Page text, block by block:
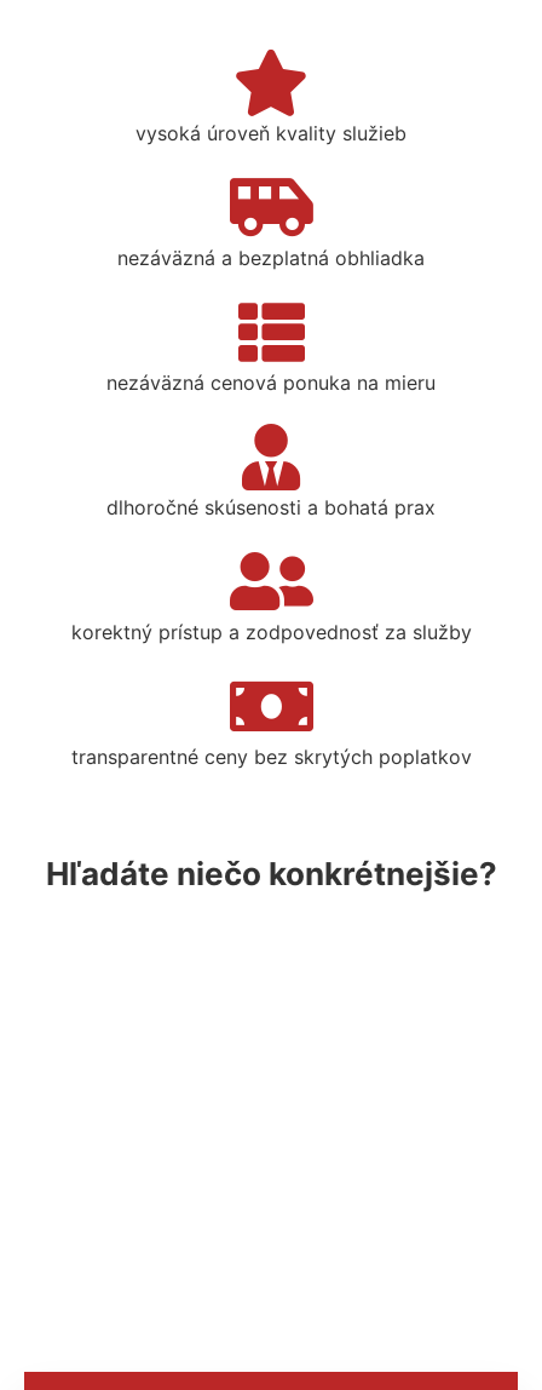
vysoká úroveň kvality služieb
nezáväzná a bezplatná obhliadka
nezáväzná cenová ponuka na mieru
dlhoročné skúsenosti a bohatá prax
korektný prístup a zodpovednosť za služby
transparentné ceny bez skrytých poplatkov
Hľadáte niečo konkrétnejšie?